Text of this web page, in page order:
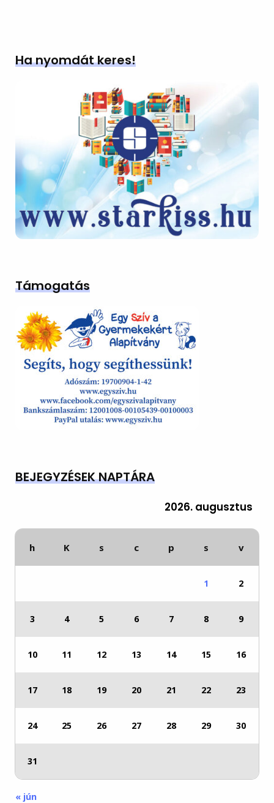
Ha nyomdát keres!
Támogatás
BEJEGYZÉSEK NAPTÁRA
2026. augusztus
h K s c p s v
1 2
3 4 5 6 7 8 9
10 11 12 13 14 15 16
17 18 19 20 21 22 23
24 25 26 27 28 29 30
31
« jún